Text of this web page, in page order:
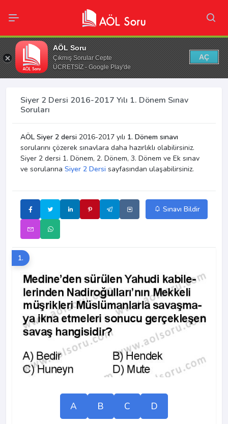
AÖL Soru
Çıkmış Sorular Cepte
ÜCRETSİZ - Google Play'de
AÇ
Siyer 2 Dersi 2016-2017 Yılı 1. Dönem Sınav
Soruları
AÖL Siyer 2 dersi 2016-2017 yılı 1. Dönem sınavı
sorularını çözerek sınavlara daha hazırlıklı olabilirsiniz.
Siyer 2 dersi 1. Dönem, 2. Dönem, 3. Dönem ve Ek sınav
ve sorularına Siyer 2 Dersi sayfasından ulaşabilirsiniz.
Sınavı Bildir
1.
A B C D